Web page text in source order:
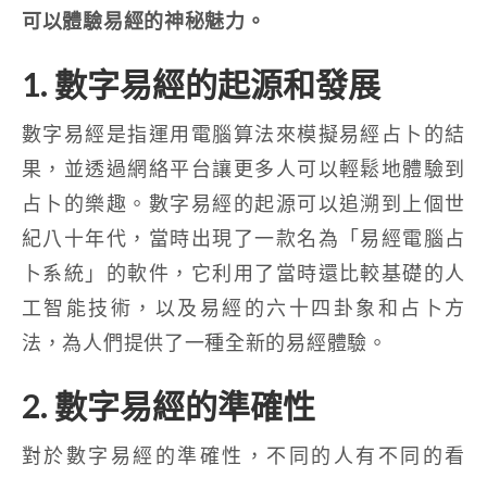
可以體驗易經的神秘魅力。
1. 數字易經的起源和發展
數字易經是指運用電腦算法來模擬易經占卜的結
果，並透過網絡平台讓更多人可以輕鬆地體驗到
占卜的樂趣。數字易經的起源可以追溯到上個世
紀八十年代，當時出現了一款名為「易經電腦占
卜系統」的軟件，它利用了當時還比較基礎的人
工智能技術，以及易經的六十四卦象和占卜方
法，為人們提供了一種全新的易經體驗。
2. 數字易經的準確性
對於數字易經的準確性，不同的人有不同的看